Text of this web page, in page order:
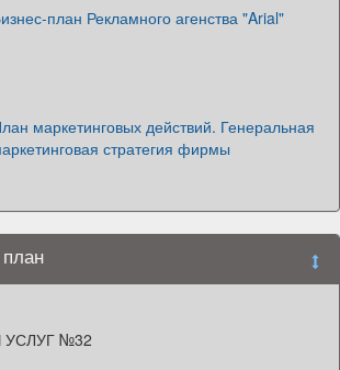
план Рекламного агенства "Arial"
маркетинговых действий. Генеральная
стратегия фирмы
№32